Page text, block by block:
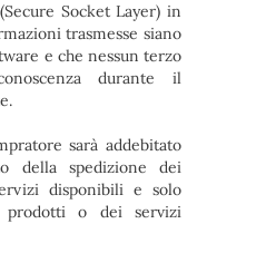
Socket Layer) in
trasmesse siano
e che nessun terzo
durante il
sarà addebitato
della spedizione dei
disponibili e solo
prodotti o dei servizi